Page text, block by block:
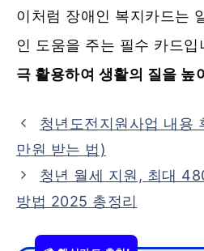
이처럼 장애인 복지카드는
인 도움을 주는 필수 카드입
극 활용하여 생활의 질을 높
청년도전지원사업 내용
만원 받는 법)
청년 월세 지원, 최대
방법 2025 총정리